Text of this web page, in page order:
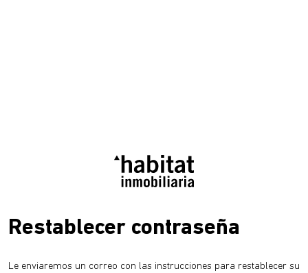
Restablecer contraseña
Le enviaremos un correo con las instrucciones para restablecer su